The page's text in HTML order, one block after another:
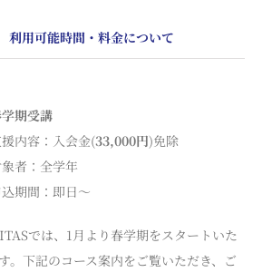
利用可能時間・料金について
期受講
内容：入会金(33,000円)免除
者：全学年
期間：即日〜
では、1月より春学期をスタートいた
。下記のコース案内をご覧いただき、ご